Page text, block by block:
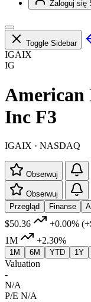
Zaloguj się
Toggle Sidebar
IGAIX
IG
American
Inc F3
IGAIX · NASDAQ
Obserwuj
Obserwuj
Przegląd
Finanse
$50.36 +0.00%
1M
+2.30%
1M 6M YTD 1Y
Valuation
-
N/A
P/E N/A